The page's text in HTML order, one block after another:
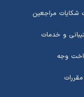
شکایات مراجعین
و خدمات
وجه